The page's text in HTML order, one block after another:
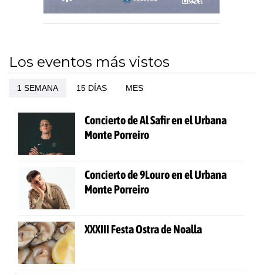
Los eventos más vistos
1 SEMANA 15 DÍAS MES
Concierto de Al Safir en el Urbana
Monte Porreiro
Concierto de 9Louro en el Urbana
Monte Porreiro
XXXIII Festa Ostra de Noalla